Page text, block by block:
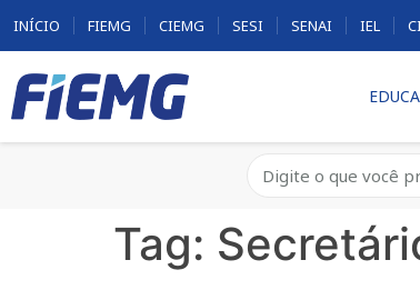
INÍCIO FIEMG CIEMG SESI SENAI IEL
Tag: